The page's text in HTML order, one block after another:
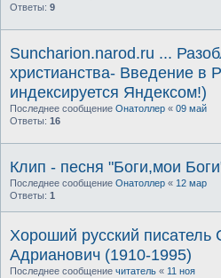
Ответы: 9
Suncharion.narod.ru ...
хриcтианства- Введение в
индексируется Яндексом!)
Последнее сообщение Онатоллер « 09 май
Ответы: 16
Клип - песня "Боги,мои
Последнее сообщение Онатоллер « 12 мар
Ответы: 1
Хороший русский писатель
Адрианович (1910-1995)
Последнее сообщение читатель « 11 ноя